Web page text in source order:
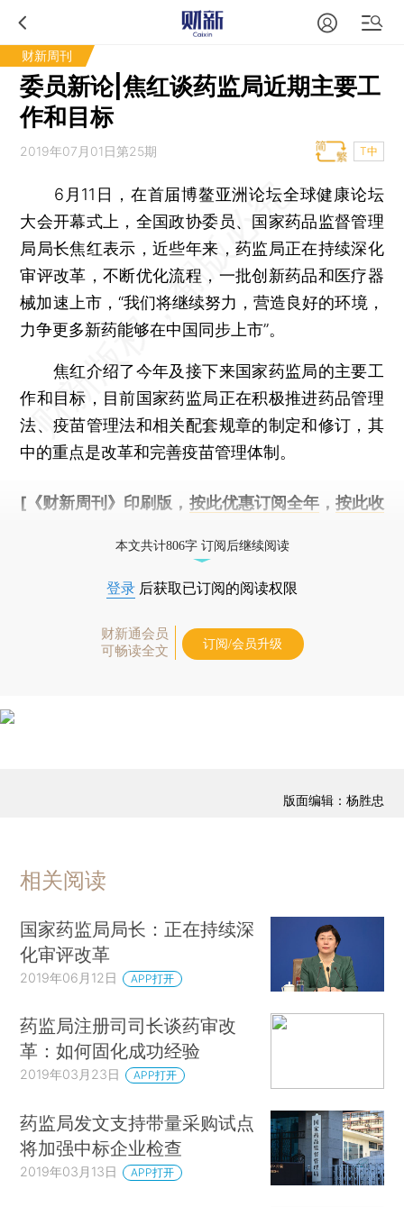
财新周刊
委员新论|焦红谈药监局近期主要工
作和目标
2019年07月01日第25期 T中
6月11日，在首届博鳌亚洲论坛全球健康论坛
大会开幕式上，全国政协委员、国家药品监督管理
局局长焦红表示，近些年来，药监局正在持续深化
审评改革，不断优化流程，一批创新药品和医疗器
械加速上市，“我们将继续努力，营造良好的环境，
力争更多新药能够在中国同步上市”。
焦红介绍了今年及接下来国家药监局的主要工
作和目标，目前国家药监局正在积极推进药品管理
法、疫苗管理法和相关配套规章的制定和修订，其
中的重点是改革和完善疫苗管理体制。
[《财新周刊》印刷版， 按此优惠订阅全年， 按此收
本文共计806字 订阅后继续阅读
登录 后获取已订阅的阅读权限
财新通会员
可畅读全文
订阅/会员升级
版面编辑：杨胜忠
相关阅读
国家药监局局长：正在持续深
化审评改革
2019年06月12日 APP打开
药监局注册司司长谈药审改
革：如何固化成功经验
2019年03月23日 APP打开
药监局发文支持带量采购试点
将加强中标企业检查
2019年03月13日 APP打开